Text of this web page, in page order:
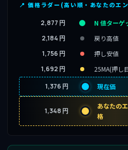
📍 価格ラダー(高い順・あなたのエ
2,877 円 N 値ターゲ
2,184 円 戻り高値
1,756 円 押し安値
1,692 円 25MA(押し
1,376 円 現在価
1,348 円
あなたの
格